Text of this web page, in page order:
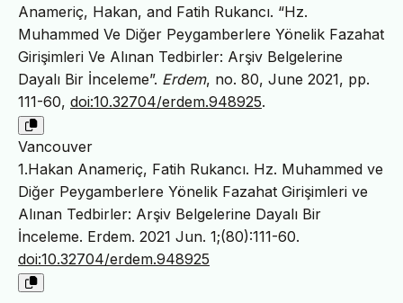
Anameriç, Hakan, and Fatih Rukancı. “Hz.
Muhammed Ve Diğer Peygamberlere Yönelik Fazahat
Girişimleri Ve Alınan Tedbirler: Arşiv Belgelerine
Dayalı Bir İnceleme”. Erdem, no. 80, June 2021, pp.
111-60, doi:10.32704/erdem.948925.
Vancouver
1.Hakan Anameriç, Fatih Rukancı. Hz. Muhammed ve
Diğer Peygamberlere Yönelik Fazahat Girişimleri ve
Alınan Tedbirler: Arşiv Belgelerine Dayalı Bir
İnceleme. Erdem. 2021 Jun. 1;(80):111-60.
doi:10.32704/erdem.948925